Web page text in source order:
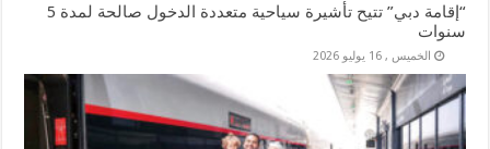
“إقامة دبي” تتيح تأشيرة سياحية متعددة الدخول صالحة لمدة 5
سنوات
الخميس , 16 يوليو 2026